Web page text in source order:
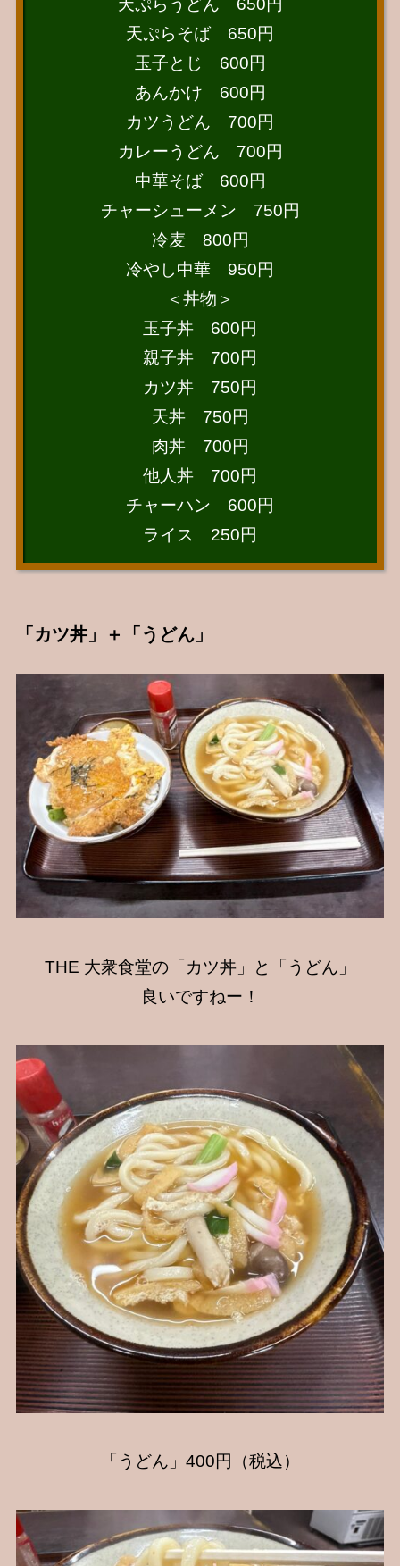
天ぷらうどん 650円
天ぷらそば 650円
玉子とじ 600円
あんかけ 600円
カツうどん 700円
カレーうどん 700円
中華そば 600円
チャーシューメン 750円
冷麦 800円
冷やし中華 950円
＜丼物＞
玉子丼 600円
親子丼 700円
カツ丼 750円
天丼 750円
肉丼 700円
他人丼 700円
チャーハン 600円
ライス 250円
「カツ丼」＋「うどん」
THE 大衆食堂の「カツ丼」と「うどん」
良いですねー！
「うどん」400円（税込）